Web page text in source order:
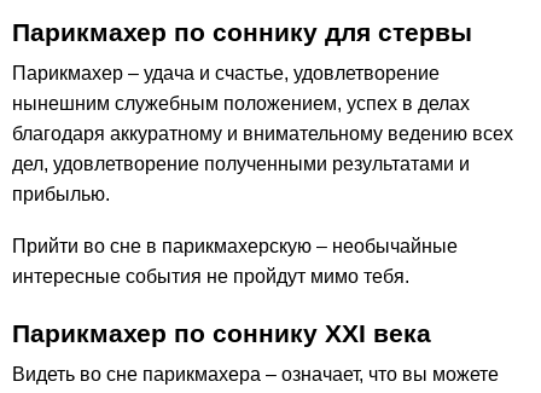
Парикмахер по соннику для стервы
Парикмахер – удача и счастье, удовлетворение
нынешним служебным положением, успех в делах
благодаря аккуратному и внимательному ведению всех
дел, удовлетворение полученными результатами и
прибылью.
Прийти во сне в парикмахерскую – необычайные
интересные события не пройдут мимо тебя.
Парикмахер по соннику ХХІ века
Видеть во сне парикмахера – означает, что вы можете